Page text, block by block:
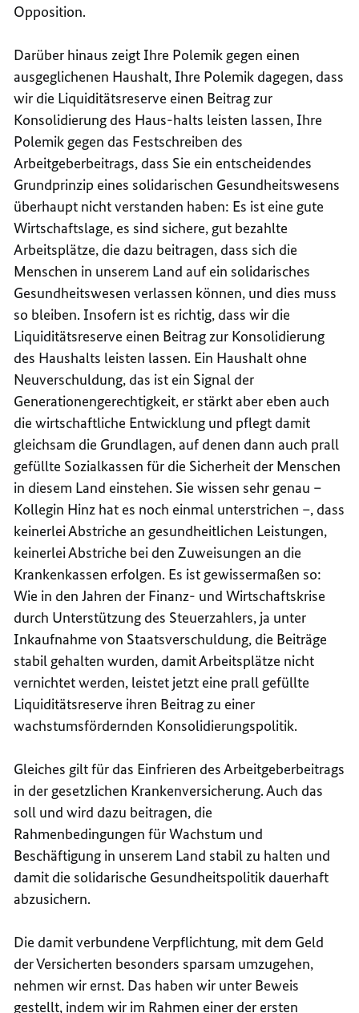
Opposition.
Darüber hinaus zeigt Ihre Polemik gegen einen
ausgeglichenen Haushalt, Ihre Polemik dagegen, dass
wir die Liquiditätsreserve einen Beitrag zur
Konsolidierung des Haus-halts leisten lassen, Ihre
Polemik gegen das Festschreiben des
Arbeitgeberbeitrags, dass Sie ein entscheidendes
Grundprinzip eines solidarischen Gesundheitswesens
überhaupt nicht verstanden haben: Es ist eine gute
Wirtschaftslage, es sind sichere, gut bezahlte
Arbeitsplätze, die dazu beitragen, dass sich die
Menschen in unserem Land auf ein solidarisches
Gesundheitswesen verlassen können, und dies muss
so bleiben. Insofern ist es richtig, dass wir die
Liquiditätsreserve einen Beitrag zur Konsolidierung
des Haushalts leisten lassen. Ein Haushalt ohne
Neuverschuldung, das ist ein Signal der
Generationengerechtigkeit, er stärkt aber eben auch
die wirtschaftliche Entwicklung und pflegt damit
gleichsam die Grundlagen, auf denen dann auch prall
gefüllte Sozialkassen für die Sicherheit der Menschen
in diesem Land einstehen. Sie wissen sehr genau –
Kollegin Hinz hat es noch einmal unterstrichen –, dass
keinerlei Abstriche an gesundheitlichen Leistungen,
keinerlei Abstriche bei den Zuweisungen an die
Krankenkassen erfolgen. Es ist gewissermaßen so:
Wie in den Jahren der Finanz- und Wirtschaftskrise
durch Unterstützung des Steuerzahlers, ja unter
Inkaufnahme von Staatsverschuldung, die Beiträge
stabil gehalten wurden, damit Arbeitsplätze nicht
vernichtet werden, leistet jetzt eine prall gefüllte
Liquiditätsreserve ihren Beitrag zu einer
wachstumsfördernden Konsolidierungspolitik.
Gleiches gilt für das Einfrieren des Arbeitgeberbeitrags
in der gesetzlichen Krankenversicherung. Auch das
soll und wird dazu beitragen, die
Rahmenbedingungen für Wachstum und
Beschäftigung in unserem Land stabil zu halten und
damit die solidarische Gesundheitspolitik dauerhaft
abzusichern.
Die damit verbundene Verpflichtung, mit dem Geld
der Versicherten besonders sparsam umzugehen,
nehmen wir ernst. Das haben wir unter Beweis
gestellt, indem wir im Rahmen einer der ersten